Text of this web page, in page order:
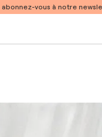
abonnez-vous à notre